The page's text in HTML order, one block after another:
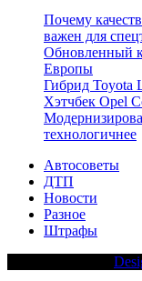
Почему
важен для
Обновленный
Европы
Гибрид Toyota
Хэтчбек Opel
технологичнее
Автосоветы
ДТП
Новости
Разное
Штрафы